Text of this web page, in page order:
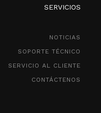
SERVICIOS
NOTICIAS
SOPORTE TÉCNICO
SERVICIO AL CLIENTE
CONTÁCTENOS